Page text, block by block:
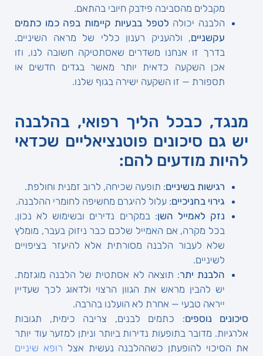
מקבלים מהסביבה פידבק חיובי בהתאם.
הלבנה יכולה לטפל בבעיות קיימות בפה כמו כתמים
עקשניים, ולהעניק רענון כללי של מראה השיניים.
בדרך זו אנחנו משדרים שאסתטיקה חשובה לנו, וזו
אכן השקעה כדאית יותר מאשר בגדים חדשים או
תספורת — זו השקעה ישירה בגוף שלנו.
מנגד, כבכל הליך רפואי, בהלבנה
יש גם סיכונים פוטנציאליים שכדאי
להיות מודעים להם:
רגישות בשיניים: תופעה שכיחה, לרוב זמנית וחולפת.
גירוי בחניכיים: עלול להיגרם מחשיפה לחומרי ההלבנה.
נזק לאמייל השן: במקרים נדירים ובשימוש לא נכון.
בכל מקרה, אם האמייל שלכם כבר ניזוק בעבר, מומלץ
שלא לעבור הלבנה מסורתית אלא להיעזר בציפויים
לשיניים.
הלבנת יתר: תוצאה לא אסתטית של הלבנה מוגזמת.
יש להבין מראש את הגוון הרצוי ולדאוג לכך שעדיין
ייראה טבעי — אחרת לא הועלנו בהרבה.
סיכונים נוספים: כתמים לבנים, צריבה כימית, תגובות
אלרגיות. מדובר בתופעות נדירות ביותר וניתן למזער עוד יותר
את הסיכוי להופעתן כשההלבנה נעשית אצל רופא שיניים